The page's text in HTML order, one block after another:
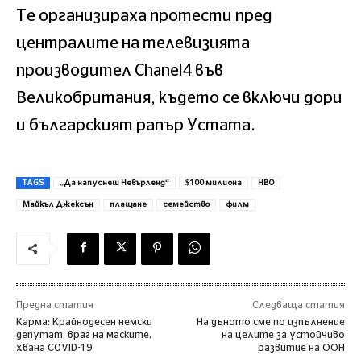
Те организираха протести пред
централите на телевизията
производител Chanel4 във
Великобритания, където се включи дори
и българският рапър Устата.
TAGS „Да напуснеш Невърленд“ $100 милиона HBO
Майкъл Джексън плащане семейство филм
Предна статия
Карма: Крайнодесен немски
депутат, враг на маските,
хвана COVID-19
Следваща статия
На дъното сме по изпълнение
на целите за устойчиво
развитие на ООН